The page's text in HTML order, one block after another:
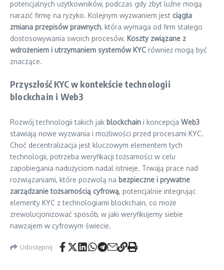
potencjalnych użytkowników, podczas gdy zbyt luźne mogą
narazić firmę na ryzyko. Kolejnym wyzwaniem jest ciągła
zmiana przepisów prawnych, która wymaga od firm stałego
dostosowywania swoich procesów. Koszty związane z
wdrożeniem i utrzymaniem systemów KYC również mogą być
znaczące.
Przyszłość KYC w kontekście technologii
blockchain i Web3
Rozwój technologii takich jak blockchain i koncepcja Web3
stawiają nowe wyzwania i możliwości przed procesami KYC.
Choć decentralizacja jest kluczowym elementem tych
technologii, potrzeba weryfikacji tożsamości w celu
zapobiegania nadużyciom nadal istnieje. Trwają prace nad
rozwiązaniami, które pozwolą na bezpieczne i prywatne
zarządzanie tożsamością cyfrową, potencjalnie integrując
elementy KYC z technologiami blockchain, co może
zrewolucjonizować sposób, w jaki weryfikujemy siebie
nawzajem w cyfrowym świecie.
Udostępnij